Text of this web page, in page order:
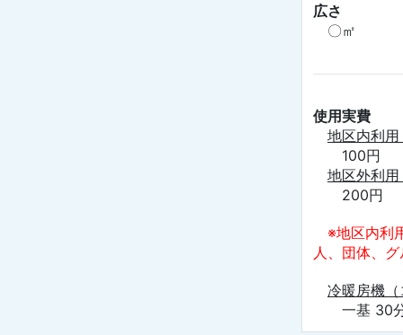
広さ
〇㎡
使用実費
地区内利
100円
地区外利
200円
※地区内利
人、団体、
冷暖房機
一基 30